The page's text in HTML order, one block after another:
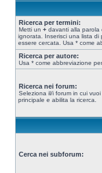
Ricerca per termini:
Metti un + davanti alla parola
ignorata. Inserisci una lista di
essere cercata. Usa * come
Ricerca per autore:
Usa * come abbreviazione
Ricerca nei forum:
Seleziona il/i forum in cui
principale e abilita la ricerca.
Cerca nei subforum: